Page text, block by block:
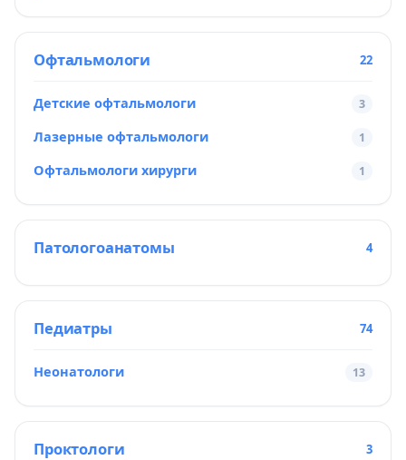
Офтальмологи 22
Детские офтальмологи 3
Лазерные офтальмологи 1
Офтальмологи хирурги 1
Патологоанатомы 4
Педиатры 74
Неонатологи 13
Проктологи 3